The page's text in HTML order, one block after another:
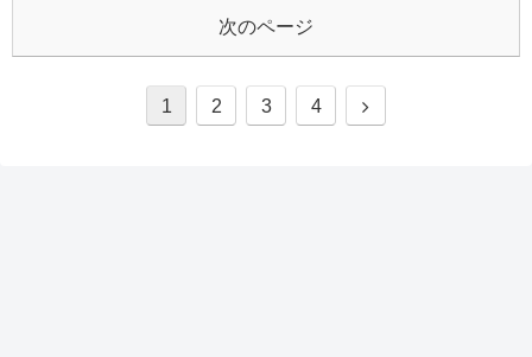
次のページ
1 2 3 4
次